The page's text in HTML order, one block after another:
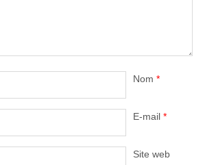
Nom *
E-mail *
Site web